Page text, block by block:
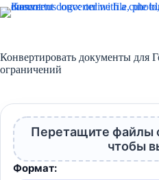
Перейти
к
Конвертировать документы для
ограничений
Перетащите файлы
чтобы
Формат: